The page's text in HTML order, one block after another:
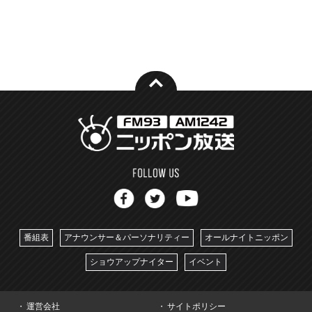
番組表 アナウンサー＆パーソナリティー オールナイトニッポン
ショウアップナイター イベント
運営会社 サイトポリシー